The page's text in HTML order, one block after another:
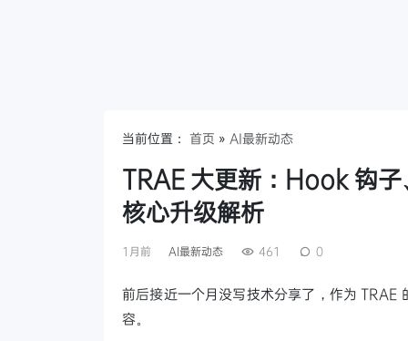
当前位置： 首页 » AI最新动态
TRAE 大更新：Hook 钩
核心升级解析
1月前 AI最新动态 461 0
前后接近一个月没写技术分享了，作为 TRAE
容。